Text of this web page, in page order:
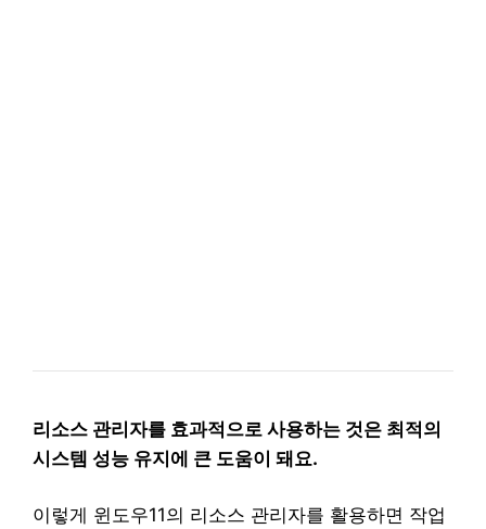
리소스 관리자를 효과적으로 사용하는 것은 최적의
시스템 성능 유지에 큰 도움이 돼요.
이렇게 윈도우11의 리소스 관리자를 활용하면 작업